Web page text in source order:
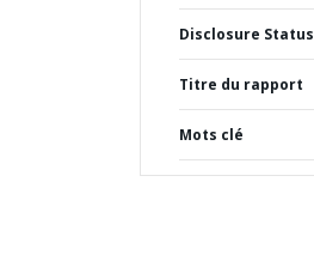
Disclosure Status
Titre du rapport
Mots clé